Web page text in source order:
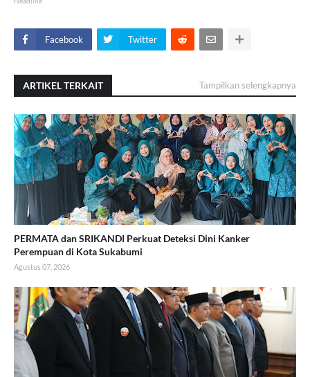
Facebook Twitter
ARTIKEL TERKAIT Tampilkan selengkapnya
PERMATA dan SRIKANDI Perkuat Deteksi Dini Kanker
Perempuan di Kota Sukabumi
Agustus 07, 2026